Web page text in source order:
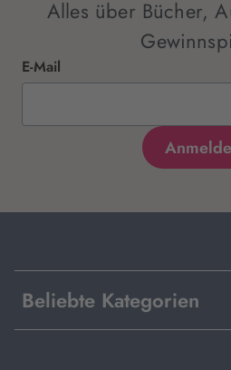
Alles über Bücher,
E-Mail
Beliebte Kategorien